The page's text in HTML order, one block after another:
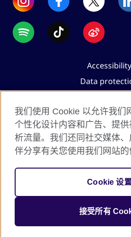
Accessibility
Data
Cookies
Sitemap
The United Kingdom's
cultural relations and
SC037733
我们使用 Cookie 以允许我们
个性化设计内容和广告、提
析流量。我们还同社交媒体
伴分享有关您使用我们网站的
Cookie 设
接受所有